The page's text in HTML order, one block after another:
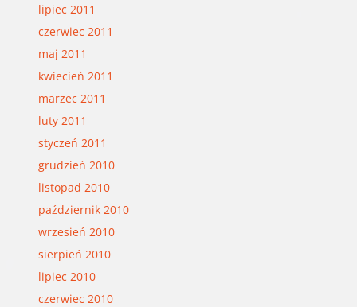
lipiec 2011
czerwiec 2011
maj 2011
kwiecień 2011
marzec 2011
luty 2011
styczeń 2011
grudzień 2010
listopad 2010
październik 2010
wrzesień 2010
sierpień 2010
lipiec 2010
czerwiec 2010